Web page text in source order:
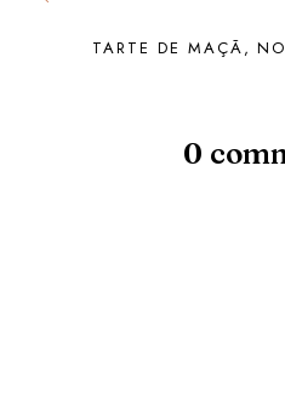
TARTE DE MAÇÃ,
0